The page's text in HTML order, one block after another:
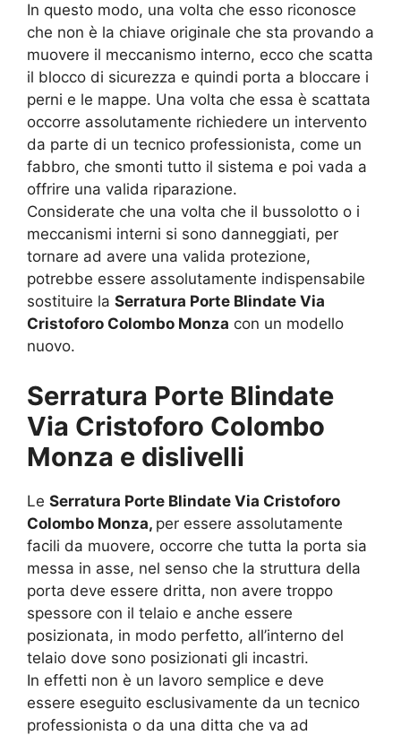
In questo modo, una volta che esso riconosce
che non è la chiave originale che sta provando a
muovere il meccanismo interno, ecco che scatta
il blocco di sicurezza e quindi porta a bloccare i
perni e le mappe. Una volta che essa è scattata
occorre assolutamente richiedere un intervento
da parte di un tecnico professionista, come un
fabbro, che smonti tutto il sistema e poi vada a
offrire una valida riparazione.
Considerate che una volta che il bussolotto o i
meccanismi interni si sono danneggiati, per
tornare ad avere una valida protezione,
potrebbe essere assolutamente indispensabile
sostituire la Serratura Porte Blindate Via
Cristoforo Colombo Monza con un modello
nuovo.
Serratura Porte Blindate
Via Cristoforo Colombo
Monza e dislivelli
Le Serratura Porte Blindate Via Cristoforo
Colombo Monza, per essere assolutamente
facili da muovere, occorre che tutta la porta sia
messa in asse, nel senso che la struttura della
porta deve essere dritta, non avere troppo
spessore con il telaio e anche essere
posizionata, in modo perfetto, all’interno del
telaio dove sono posizionati gli incastri.
In effetti non è un lavoro semplice e deve
essere eseguito esclusivamente da un tecnico
professionista o da una ditta che va ad